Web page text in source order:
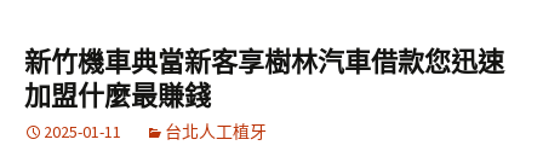
容
鍵
字:
新竹機車典當新客享樹林汽車借款您迅速
加盟什麼最賺錢
2025-01-11 台北人工植牙